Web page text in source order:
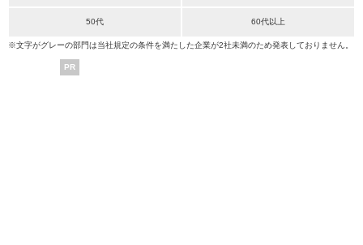
50代 60代以上
※文字がグレーの部門は当社規定の条件を満たした企業が2社未満のため発表しておりません。
PR